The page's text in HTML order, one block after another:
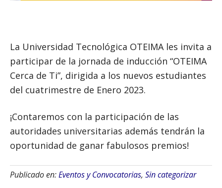
La Universidad Tecnológica OTEIMA les invita a
participar de la jornada de inducción “OTEIMA
Cerca de Ti”, dirigida a los nuevos estudiantes
del cuatrimestre de Enero 2023.
¡Contaremos con la participación de las
autoridades universitarias además tendrán la
oportunidad de ganar fabulosos premios!
Publicado en:Eventos y Convocatorias, Sin categorizar